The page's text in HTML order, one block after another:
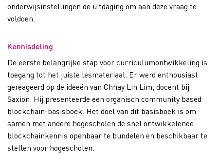
onderwijsinstellingen de uitdaging om aan deze vraag te
voldoen.
Kennisdeling
De eerste belangrijke stap voor curriculumontwikkeling is
toegang tot het juiste lesmateriaal. Er werd enthousiast
gereageerd op de ideeën van Chhay Lin Lim, docent bij
Saxion. Hij presenteerde een organisch community based
blockchain-basisboek. Het doel van dit basisboek is om
samen met andere hogescholen de snel ontwikkelende
blockchainkennis openbaar te bundelen en beschikbaar te
stellen voor hogescholen.